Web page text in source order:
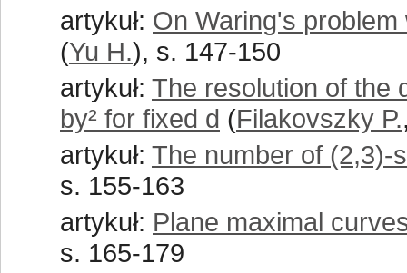
artykuł: On Waring's
(Yu H.), s. 147-150
artykuł: The resolution of the
by² for fixed d (Filakovszky P.
artykuł: The number of (2,3)-
s. 155-163
artykuł: Plane maximal
s. 165-179